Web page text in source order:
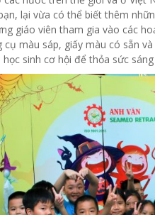
lại vừa có thể biết thêm
giáo viên tham gia vào các
màu sáp, giấy màu có sẵn
sinh cơ hội để thỏa sức